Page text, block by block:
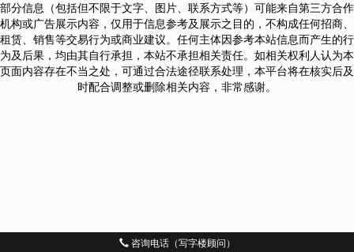
部分信息（包括但不限于文字、图片、联系方式等）可能来自第三方合作
机构或广告展示内容，仅用于信息参考及展示之目的，不构成任何招商、
租赁、销售等交易行为或商业建议。任何主体因参考本站信息而产生的行
为及后果，均由其自行承担，本站不承担相关责任。如相关权利人认为本
页面内容存在不当之处，可通过合法途径联系处理，本平台将在核实后及
时配合调整或删除相关内容，非常感谢。
咨询电话（写字楼顾问）